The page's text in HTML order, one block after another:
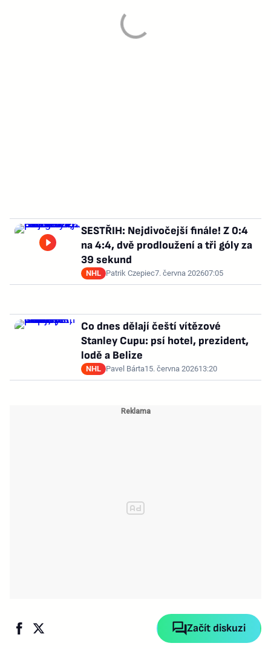
SESTŘIH: Nejdivočejší finále! Z 0:4
na 4:4, dvě prodloužení a tři góly za
39 sekund
NHL Patrik Czepiec7. června 202607:05
Co dnes dělají čeští vítězové
Stanley Cupu: psí hotel, prezident,
lodě a Belize
NHL Pavel Bárta15. června 202613:20
Začít diskuzi